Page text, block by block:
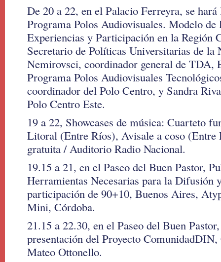
De 20 a 22, en el Palacio Ferreyra, se
Programa Polos Audiovisuales. Modelo de
Experiencias y Participación en la Región
Secretario de Políticas Universitarias de la
Nemirovsci, coordinador general de TDA,
Programa Polos Audiovisuales
coordinador del Polo Centro, y Sandra
Polo Centro Este.
19 a 22, Showcases de música: Cuarteto
Litoral (Entre Ríos), Avisale a coso (Entre
gratuita / Auditorio Radio Nacional.
19.15 a 21, en el Paseo del Buen Pastor,
Herramientas Necesarias para la Difusión
participación de 90+10, Buenos Aires,
Mini, Córdoba.
21.15 a 22.30, en el Paseo del Buen
presentación del Proyecto
Mateo Ottonello.